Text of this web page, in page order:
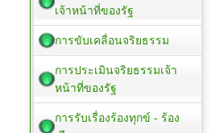
เจ้าหน้าที่ของรัฐ
การขับเคลื่อนจริยธรรม
การประเมินจริยธรรมเจ้า
หน้าที่ของรัฐ
การรับเรื่องร้องทุกข์ - ร้อง